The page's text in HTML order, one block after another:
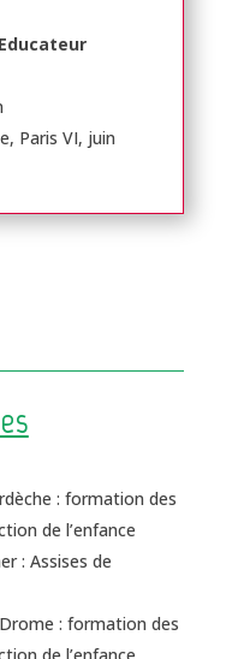
Paris VI, juin
: formation des
de l’enfance
: Assises de
: formation des